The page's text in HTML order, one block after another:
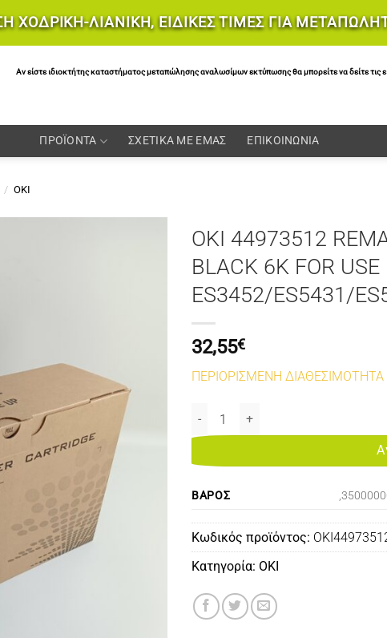
ΧΟΔΡΙΚΗ-ΛΙΑΝΙΚΗ, ΕΙΔΙΚΕΣ ΤΙΜΕΣ ΓΙΑ
Αν είστε ιδιοκτήτης καταστήματος μεταπώλησης αναλωσίμων εκτύπωσης θα μπορείτε να δείτε τις
ΠΡΟΪΟΝΤΑ ΣΧΕΤΙΚΑ ΜΕ ΕΜΑΣ ΕΠΙΚΟΙΝΩΝΙΑ
/ OKI
OKI 44973512
BLACK 6K FOR USE
ES3452/ES5431/
32,55€
ΠΕΡΙΟΡΙΣΜΕΝΗ ΔΙΑΘΕΣΙΜΟΤΗΤΑ
OKI 44973512 REMANUFACTURED
ΒΆΡΟΣ
Κωδικός προϊόντος:
Κατηγορία: OKI